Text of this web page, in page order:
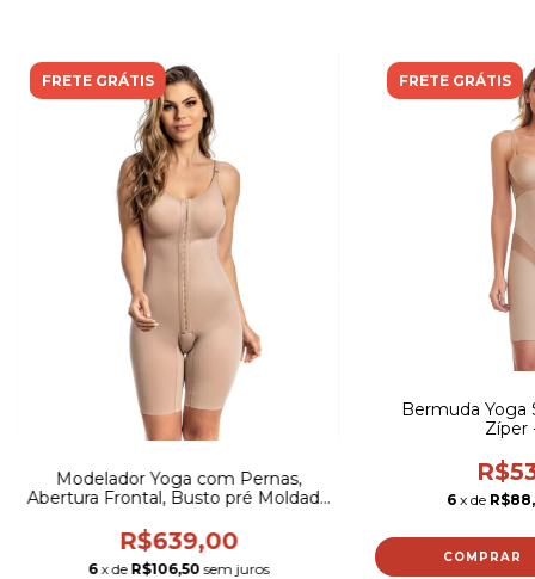
FRETE GRÁTIS
Modelador Yoga com Pernas,
Abertura Frontal, Busto pré Moldado
R$639,00
6 x de R$106,50 sem juros
FRETE GRÁTIS
Bermuda Yoga
Zíper
6 x de
COMPRAR